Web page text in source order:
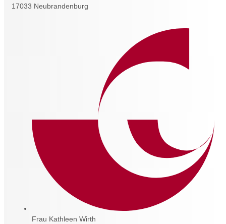
17033 Neubrandenburg
Frau Kathleen Wirth